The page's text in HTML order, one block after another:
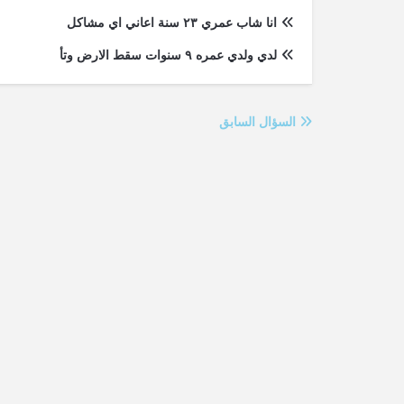
انا شاب عمري ٢٣ سنة اعاني اي مشاكل
لدي ولدي عمره ٩ سنوات سقط الارض وتأ
السؤال السابق